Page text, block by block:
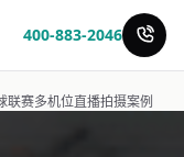
400-883-2046
联赛多机位直播拍摄案例